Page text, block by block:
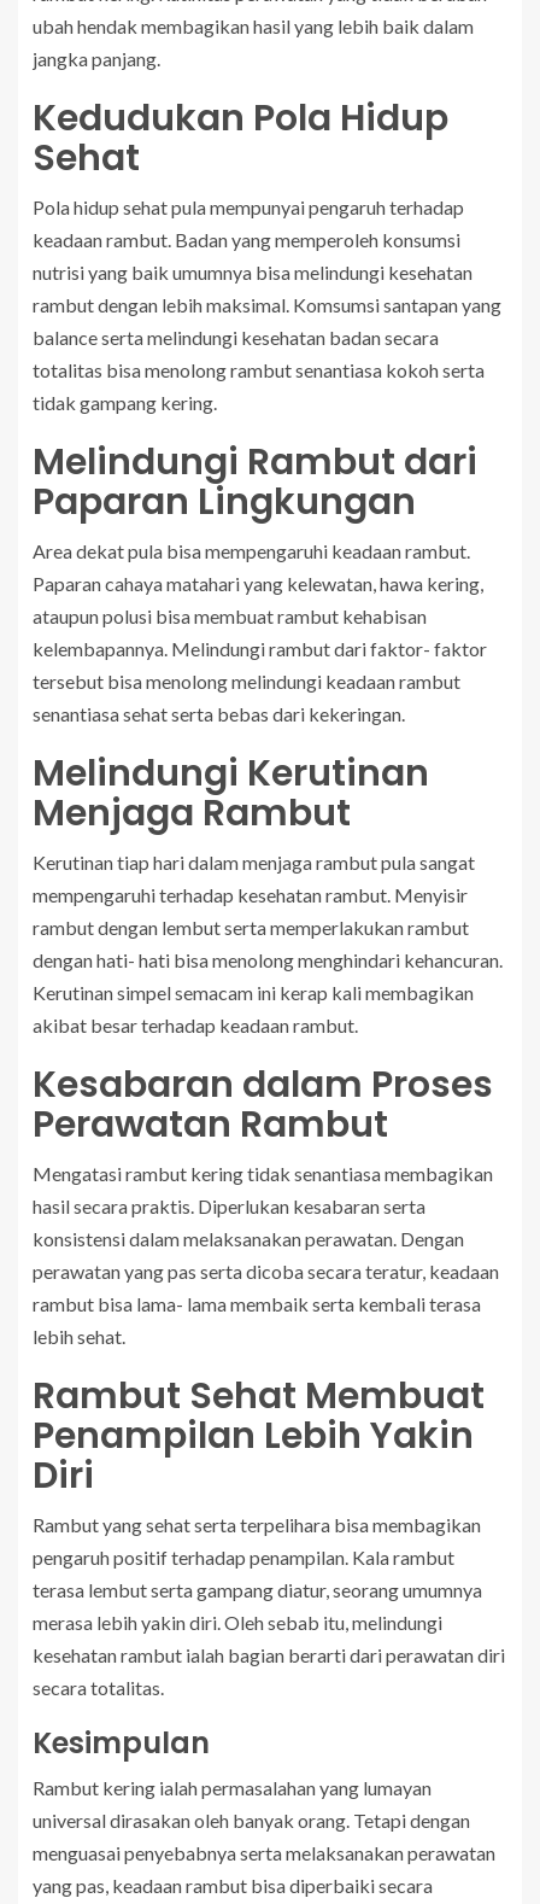
ubah hendak membagikan hasil yang lebih baik dalam
jangka panjang.
Kedudukan Pola Hidup
Sehat
Pola hidup sehat pula mempunyai pengaruh terhadap
keadaan rambut. Badan yang memperoleh konsumsi
nutrisi yang baik umumnya bisa melindungi kesehatan
rambut dengan lebih maksimal. Komsumsi santapan yang
balance serta melindungi kesehatan badan secara
totalitas bisa menolong rambut senantiasa kokoh serta
tidak gampang kering.
Melindungi Rambut dari
Paparan Lingkungan
Area dekat pula bisa mempengaruhi keadaan rambut.
Paparan cahaya matahari yang kelewatan, hawa kering,
ataupun polusi bisa membuat rambut kehabisan
kelembapannya. Melindungi rambut dari faktor- faktor
tersebut bisa menolong melindungi keadaan rambut
senantiasa sehat serta bebas dari kekeringan.
Melindungi Kerutinan
Menjaga Rambut
Kerutinan tiap hari dalam menjaga rambut pula sangat
mempengaruhi terhadap kesehatan rambut. Menyisir
rambut dengan lembut serta memperlakukan rambut
dengan hati- hati bisa menolong menghindari kehancuran.
Kerutinan simpel semacam ini kerap kali membagikan
akibat besar terhadap keadaan rambut.
Kesabaran dalam Proses
Perawatan Rambut
Mengatasi rambut kering tidak senantiasa membagikan
hasil secara praktis. Diperlukan kesabaran serta
konsistensi dalam melaksanakan perawatan. Dengan
perawatan yang pas serta dicoba secara teratur, keadaan
rambut bisa lama- lama membaik serta kembali terasa
lebih sehat.
Rambut Sehat Membuat
Penampilan Lebih Yakin
Diri
Rambut yang sehat serta terpelihara bisa membagikan
pengaruh positif terhadap penampilan. Kala rambut
terasa lembut serta gampang diatur, seorang umumnya
merasa lebih yakin diri. Oleh sebab itu, melindungi
kesehatan rambut ialah bagian berarti dari perawatan diri
secara totalitas.
Kesimpulan
Rambut kering ialah permasalahan yang lumayan
universal dirasakan oleh banyak orang. Tetapi dengan
menguasai penyebabnya serta melaksanakan perawatan
yang pas, keadaan rambut bisa diperbaiki secara